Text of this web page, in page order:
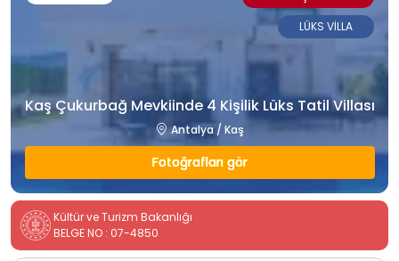
Kaş Çukurbağ Mevkiinde 4 Kişilik Lüks Tatil Villası
Antalya / Kaş
Fotoğrafları gör
LÜKS VİLLA
Kültür ve Turizm Bakanlığı
BELGE NO : 07-4850